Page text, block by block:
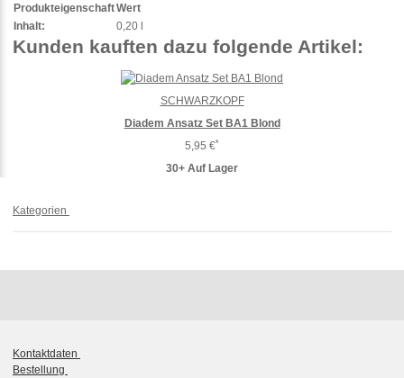
ProdukteigenschaftWert
Inhalt:
0,20 l
Kunden kauften dazu folgende Artikel:
Diadem Ansatz Set BA1 Blond
5,95 €*
30+ Auf Lager
SCHWARZKOPF
Kategorien
Kontaktdaten
Bestellung